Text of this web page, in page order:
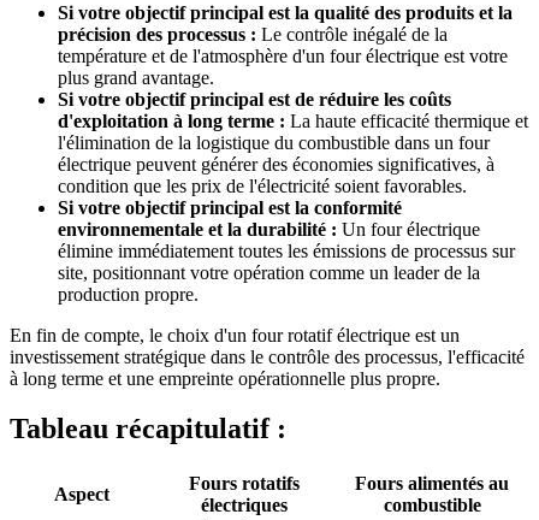
Si votre objectif principal est la qualité des produits et la
précision des processus : Le contrôle inégalé de la
température et de l'atmosphère d'un four électrique est votre
plus grand avantage.
Si votre objectif principal est de réduire les coûts
d'exploitation à long terme : La haute efficacité thermique et
l'élimination de la logistique du combustible dans un four
électrique peuvent générer des économies significatives, à
condition que les prix de l'électricité soient favorables.
Si votre objectif principal est la conformité
environnementale et la durabilité : Un four électrique
élimine immédiatement toutes les émissions de processus sur
site, positionnant votre opération comme un leader de la
production propre.
En fin de compte, le choix d'un four rotatif électrique est un
investissement stratégique dans le contrôle des processus, l'efficacité
à long terme et une empreinte opérationnelle plus propre.
Tableau récapitulatif :
Aspect
Fours rotatifs
électriques
Fours alimentés au
combustible